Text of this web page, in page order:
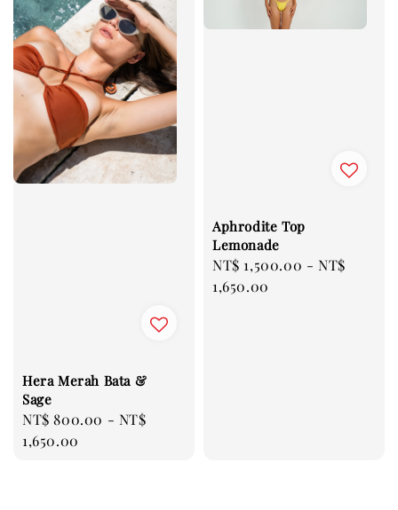
Hera Merah Bata &
Sage
Regular
price
NT$ 800.00 - NT$
1,650.00
Aphrodite Top
Lemonade
Regular
price
NT$ 1,500.00 -NT$
1,650.00